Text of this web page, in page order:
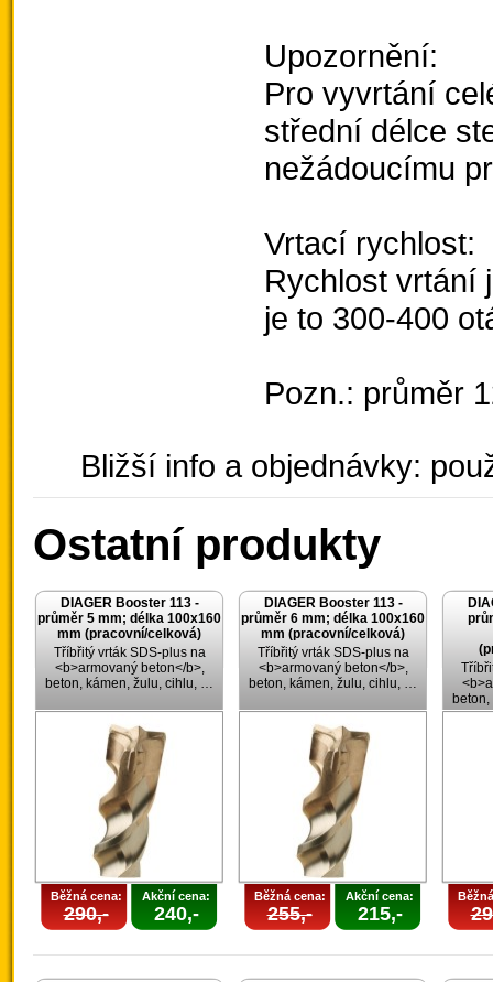
Upozornění:
Pro vyvrtání
střední délce
nežádoucímu
Vrtací rychlost:
Rychlost vrtání
je to 300-400
Pozn.: průměr
Bližší info a objednávky:
Ostatní produkty
DIAGER Booster 113 -
průměr 5 mm; délka 100x160
mm (pracovní/celková)
Tříbřitý vrták SDS-plus na
<b>armovaný beton</b>,
beton, kámen, žulu, cihlu, …
Běžná cena:
290,-
Akční cena:
240,-
DIAGER Booster 113 -
průměr 6 mm; délka 100x160
mm (pracovní/celková)
Tříbřitý vrták SDS-plus na
<b>armovaný beton</b>,
beton, kámen, žulu, cihlu, …
Běžná cena:
255,-
Akční cena:
215,-